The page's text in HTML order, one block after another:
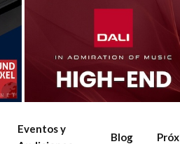
Eventos y
Blog